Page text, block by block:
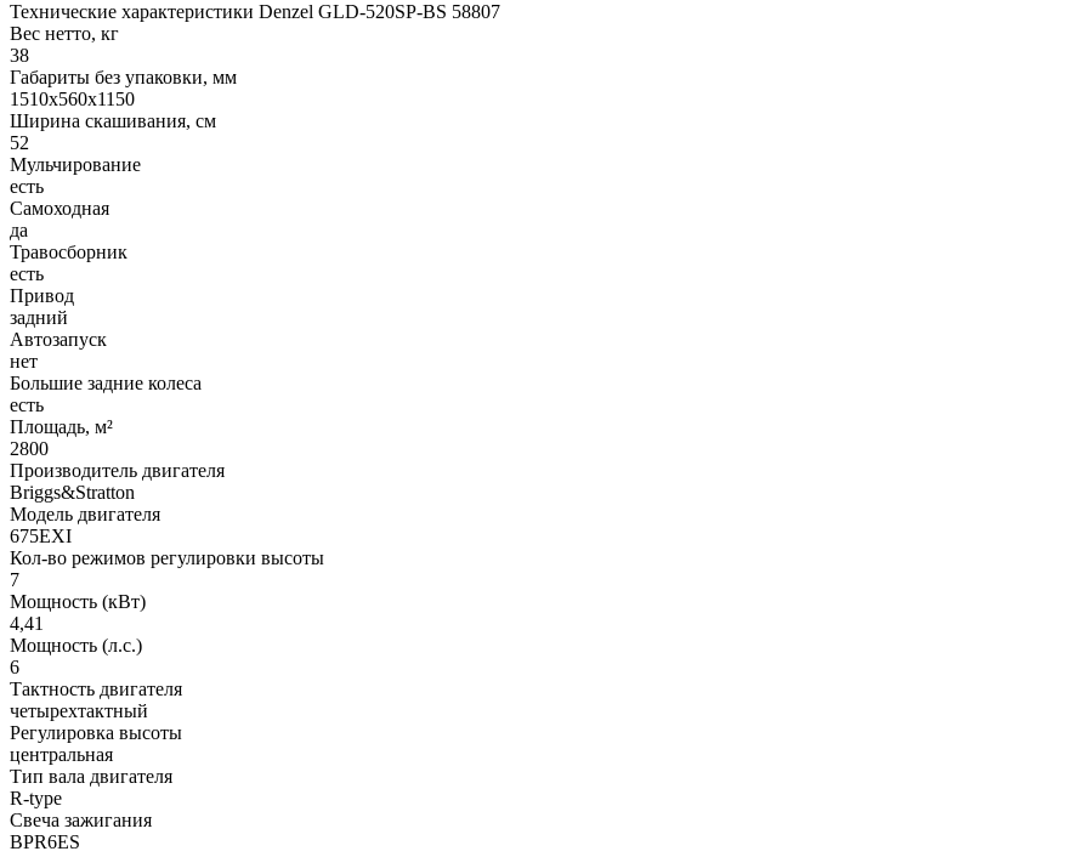
Технические характеристики Denzel GLD-520SP-BS 58807
Вес нетто, кг
38
Габариты без упаковки, мм
1510х560х1150
Ширина скашивания, см
52
Мульчирование
есть
Самоходная
да
Травосборник
есть
Привод
задний
Автозапуск
нет
Большие задние колеса
есть
Площадь, м²
2800
Производитель двигателя
Briggs&Stratton
Модель двигателя
675EXI
Кол-во режимов регулировки высоты
7
Мощность (кВт)
4,41
Мощность (л.с.)
6
Тактность двигателя
четырехтактный
Регулировка высоты
центральная
Тип вала двигателя
R-type
Свеча зажигания
BPR6ES